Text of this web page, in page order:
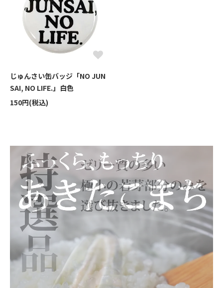
じゅんさい缶バッジ「NO JUN
SAI, NO LIFE.」白色
150円(税込)